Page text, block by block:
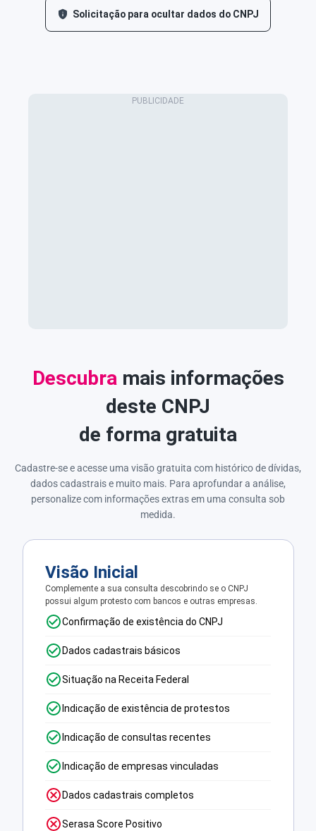
Solicitação para ocultar dados do CNPJ
Descubramais informações
deste CNPJ
de forma gratuita
Cadastre-se e acesse uma visão gratuita com histórico de dívidas,
dados cadastrais e muito mais. Para aprofundar a análise,
personalize com informações extras em uma consulta sob
medida.
Visão Inicial
Complemente a sua consulta descobrindo se o CNPJ
possui algum protesto com bancos e outras empresas.
Confirmação de existência do CNPJ
Dados cadastrais básicos
Situação na Receita Federal
Indicação de existência de protestos
Indicação de consultas recentes
Indicação de empresas vinculadas
Dados cadastrais completos
Serasa Score Positivo